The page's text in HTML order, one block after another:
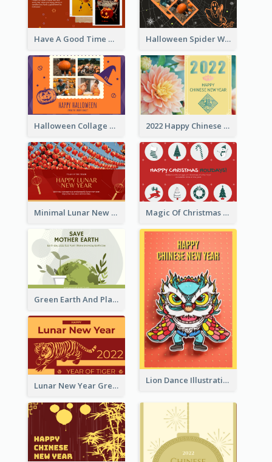
Have A Good Time This Halloween Greeting Card Halloween Spider Web Greeting Card
Halloween Collage Greeting Card 2022 Happy Chinese New Year Flower Photo Greeting Card
Minimal Lunar New Year Celebration Greeting Card Magic Of Christmas Holidays Greeting Card
Green Earth And Plants Illustrations Greeting Card
Lion Dance Illustration Photo Greeting Card
Lunar New Year Greeting Card With Tiger Illustration